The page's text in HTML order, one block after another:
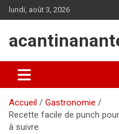
Aller
au
lundi, août 3, 2026
Accueil
Gastronomie
Recette facile de punch
à suivre